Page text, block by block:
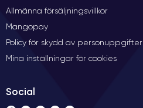
Allmänna försäljningsvillkor
Mangopay
Policy för skydd av personuppgifter
Mina inställningar för cookies
Social